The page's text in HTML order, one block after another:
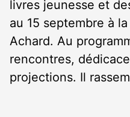
livres jeunesse et
au 15 septembre à
Achard. Au
rencontres,
projections. Il